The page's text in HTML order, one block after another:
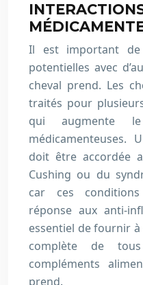
Il est important de
potentielles avec
cheval prend. Les
traités pour
qui augmente le
médicamenteuses.
doit être accordée
Cushing ou du
car ces
réponse aux anti-
essentiel de fournir
complète de
compléments
prend.